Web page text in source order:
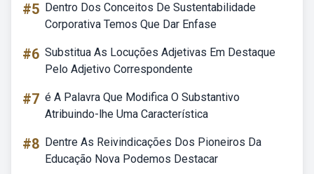
#5 Dentro Dos Conceitos De Sustentabilidade
Corporativa Temos Que Dar Enfase
#6 Substitua As Locuções Adjetivas Em Destaque
Pelo Adjetivo Correspondente
#7 é A Palavra Que Modifica O Substantivo
Atribuindo-lhe Uma Característica
#8 Dentre As Reivindicações Dos Pioneiros Da
Educação Nova Podemos Destacar